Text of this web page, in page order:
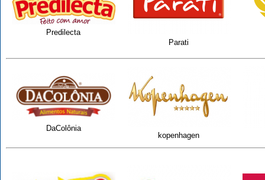
Predilecta
Parati
DaColônia
kopenhagen